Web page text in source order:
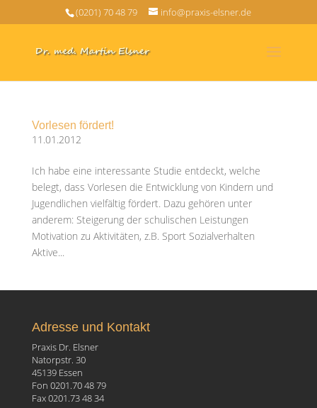
(0201) 70 48 79 info@praxis-elsner.de
Vorlesen fördert!
11.01.2012
Ich habe eine interessante Studie entdeckt, welche
belegt, dass Vorlesen die Entwicklung von Kindern und
Jugendlichen vielfältig fördert. Dazu gehören unter
anderem: Steigerung der schulischen Leistungen
Motivation zu Aktivitäten, z.B. Sport Sozialverhalten
Aktive...
Adresse und Kontakt
Praxis Dr. Elsner
Natorpstr. 30
45139 Essen
Fon 0201.70 48 79
Fax 0201.73 48 34